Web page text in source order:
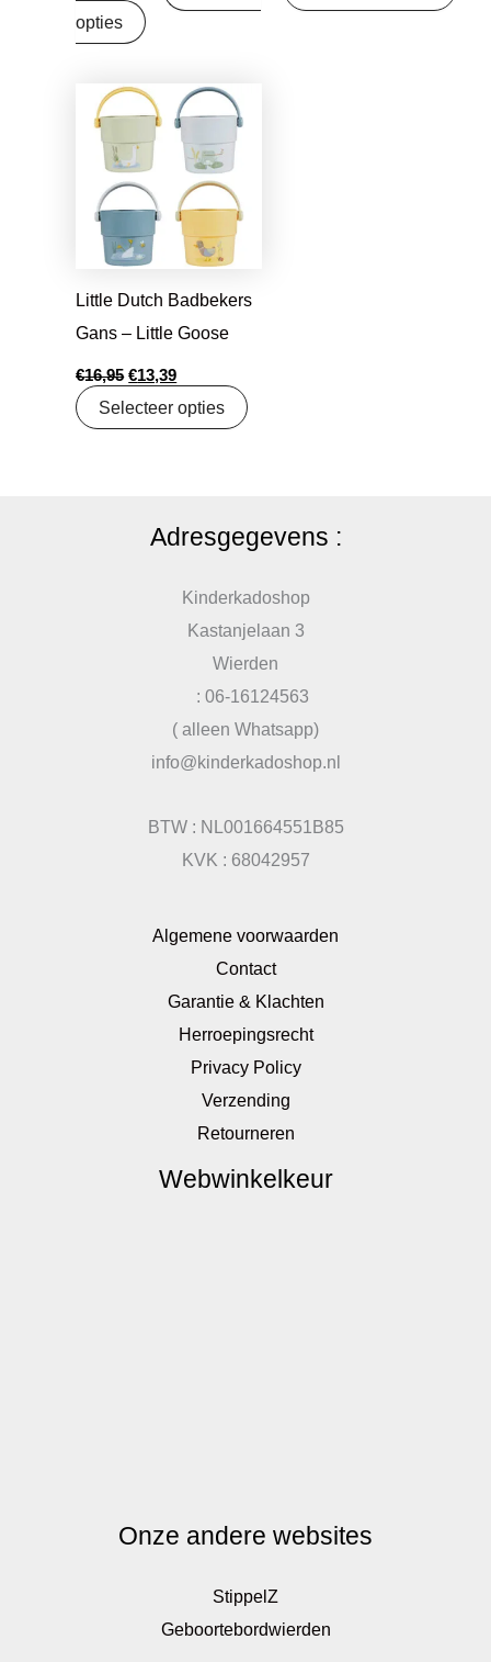
opties
Little Dutch Badbekers
Gans – Little Goose
€16,95
Oorspronkelijke
prijs
€16,95.
€13,39
Huidige
prijs
is:
€13,39.
Selecteer opties
Adresgegevens :
Kinderkadoshop
Kastanjelaan 3
Wierden
: 06-16124563
( alleen Whatsapp)
info@kinderkadoshop.nl
BTW : NL001664551B85
KVK : 68042957
Algemene voorwaarden
Contact
Garantie & Klachten
Herroepingsrecht
Privacy Policy
Verzending
Retourneren
Webwinkelkeur
Onze andere websites
StippelZ
Geboortebordwierden